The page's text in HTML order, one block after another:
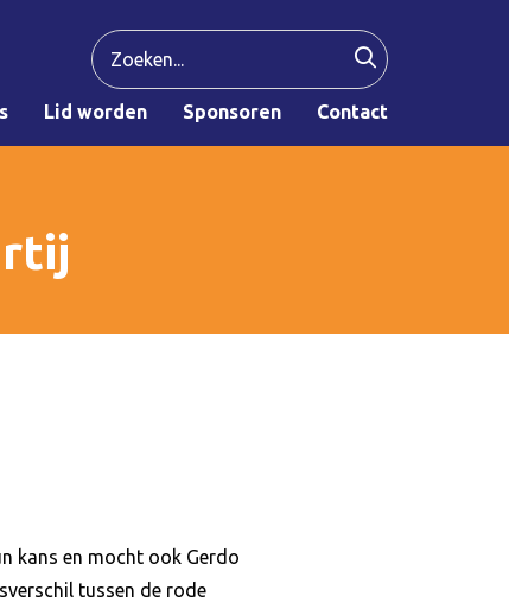
Lid worden Sponsoren Contact
kans en mocht ook Gerdo
tussen de rode